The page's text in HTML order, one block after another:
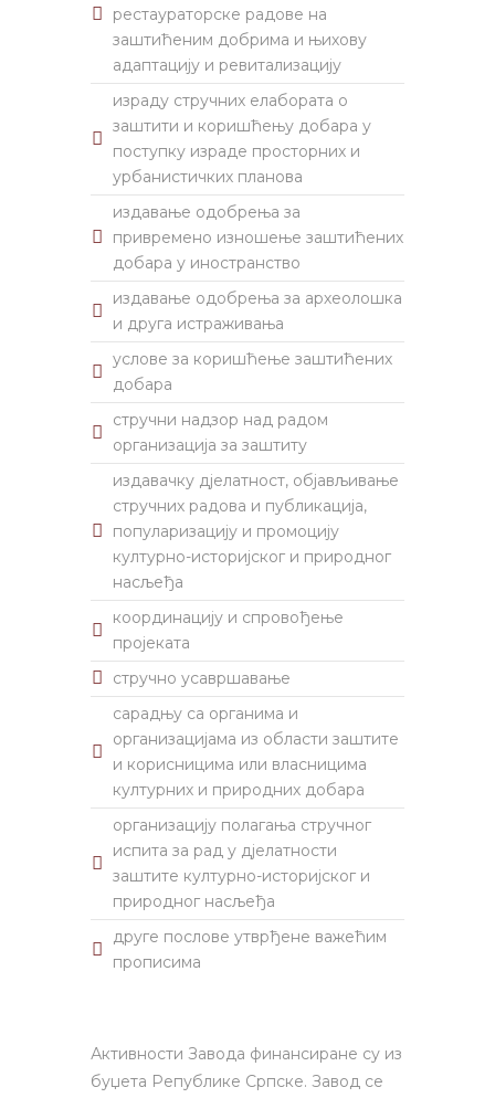
рестаураторске радове на
заштићеним добрима и њихову
адаптацију и ревитализацију
израду стручних елабората о
заштити и коришћењу добара у
поступку израде просторних и
урбанистичких планова
издавање одобрења за
привремено изношење заштићених
добара у иностранство
издавање одобрења за археолошка
и друга истраживања
услове за коришћење заштићених
добара
стручни надзор над радом
организација за заштиту
издавачку дјелатност, објављивање
стручних радова и публикација,
популаризацију и промоцију
културно-историјског и природног
насљеђа
координацију и спровођење
пројеката
стручно усавршавање
сарадњу са органима и
организацијама из области заштите
и корисницима или власницима
културних и природних добара
организацију полагања стручног
испита за рад у дјелатности
заштите културно-историјског и
природног насљеђа
друге послове утврђене важећим
прописима
Активности Завода финансиране су из
буџета Републике Српске. Завод се